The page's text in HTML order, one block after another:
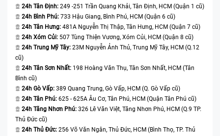
24h Tân Định: 249 -251 Trần Quang Khải, Tân Định, HCM (Quận 1 cũ)
24h Bình Phú: 733 Hậu Giang, Bình Phú, HCM (Quận 6 cũ)
24h Tân Hưng: 481A Nguyễn Thị Thập, Tân Hưng, HCM (Quận 7 cũ)
24h Xóm Củi: 507 Tùng Thiện Vương, Xóm Củi, HCM (Quận 8 cũ)
24h Trung Mỹ Tây: 23M Nguyễn Ảnh Thủ, Trung Mỹ Tây, HCM (Q.12
cũ)
24h Tân Sơn Nhất: 198 Hoàng Văn Thụ, Tân Sơn Nhất, HCM (Tân
Bình cũ)
24h Gò Vấp: 389 Quang Trung, Gò Vấp, HCM (Q. Gò Vấp cũ)
24h Tân Phú: 625 - 625A Âu Cơ, Tân Phú, HCM (Quận Tân Phú cũ)
24h Tăng Nhơn Phú: 326 Lê Văn Việt, Tăng Nhơn Phú, HCM (Q.9 TP.
Thủ Đức cũ)
24h Thủ Đức: 256 Võ Văn Ngân, Thủ Đức, HCM (Bình Thọ, TP. Thủ